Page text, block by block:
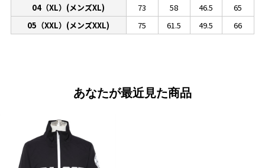
04（XL）(メンズXL)
73 58 46.5
65
05（XXL）(メンズXXL)
75 61.5 49.5 66
あなたが最近見た商品